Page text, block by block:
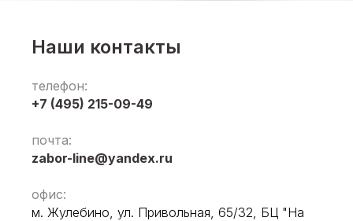
Наши контакты
телефон:
+7 (495) 215-09-49
почта:
zabor-line@yandex.ru
офис:
м. Жулебино, ул. Привольная, 65/32, БЦ "На